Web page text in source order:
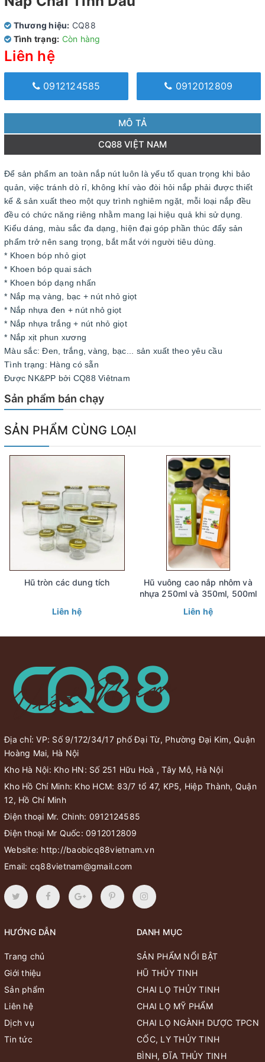
Thương hiệu: CQ88
Tình trạng: Còn hàng
Liên hệ
0912124585 0912012809
MÔ TẢ
CQ88 VIỆT NAM
Để sản phẩm an toàn nắp nút luôn là yếu tố quan trọng khi bảo
quản, việc tránh dò rỉ, không khí vào đòi hỏi nắp phải được thiết
kế & sản xuất theo một quy trình nghiêm ngặt, mỗi loại nắp đều
đều có chức năng riêng nhằm mang lại hiệu quả khi sử dụng.
Kiểu dáng, màu sắc đa dạng, hiện đại góp phần thúc đẩy sản
phẩm trở nên sang trọng, bắt mắt với người tiêu dùng.
* Khoen bóp nhỏ giọt
* Khoen bóp quai sách
* Khoen bóp dạng nhấn
* Nắp mạ vàng, bạc + nút nhỏ giọt
* Nắp nhựa đen + nút nhỏ giọt
* Nắp nhựa trắng + nút nhỏ giọt
* Nắp xịt phun xương
Màu sắc: Đen, trắng, vàng, bạc... sản xuất theo yêu cầu
Tình trạng: Hàng có sẵn
Được NK&PP bởi CQ88 Viêtnam
Sản phẩm bán chạy
SẢN PHẨM CÙNG LOẠI
Hũ tròn các dung tích
Liên hệ
Hũ vuông cao nắp nhôm và
nhựa 250ml và 350ml, 500ml
Liên hệ
Địa chỉ: VP: Số 9/172/34/17 phố Đại Từ, Phường Đại Kim, Quận
Hoàng Mai, Hà Nội
Kho Hà Nội: Kho HN: Số 251 Hữu Hoà , Tây Mỗ, Hà Nội
Kho Hồ Chí Minh: Kho HCM: 83/7 tổ 47, KP5, Hiệp Thành, Quận
12, Hồ Chí Minh
Điện thoại Mr. Chinh: 0912124585
Điện thoại Mr Quốc: 0912012809
Website: http://baobicq88vietnam.vn
Email: cq88vietnam@gmail.com
HƯỚNG DẪN
Trang chủ
Giới thiệu
Sản phẩm
Liên hệ
Dịch vụ
Tin tức
DANH MỤC
SẢN PHẨM NỔI BẬT
HŨ THỦY TINH
CHAI LỌ THỦY TINH
CHAI LỌ MỸ PHẨM
CHAI LỌ NGÀNH DƯỢC TPCN
CỐC, LY THỦY TINH
BÌNH, ĐĨA THỦY TINH